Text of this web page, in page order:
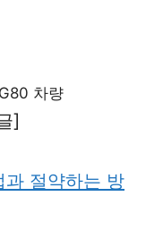
]
절약하는 방